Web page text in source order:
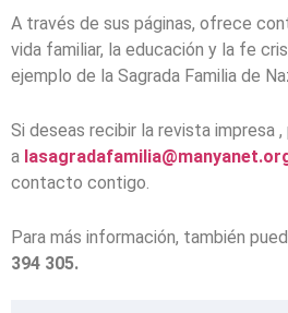
A través de sus páginas, ofrece
vida familiar, la educación y la fe
ejemplo de la Sagrada Familia de
Si deseas recibir la revista impresa
a
contacto contigo.
Para más información, también
394 305.